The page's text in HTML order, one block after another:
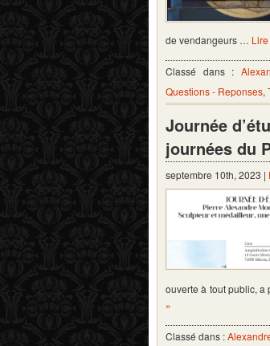
de vendangeurs …
Classé dans :
Questions - Reponses,
Journée
journées du
septembre 10th, 2023 |
ouverte à tout public,
»
Classé dans :